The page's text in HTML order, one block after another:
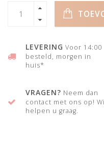
LEVERING Voor 14:00
besteld, morgen in
huis*
VRAGEN? Neem dan
contact met ons op!
helpen u graag.